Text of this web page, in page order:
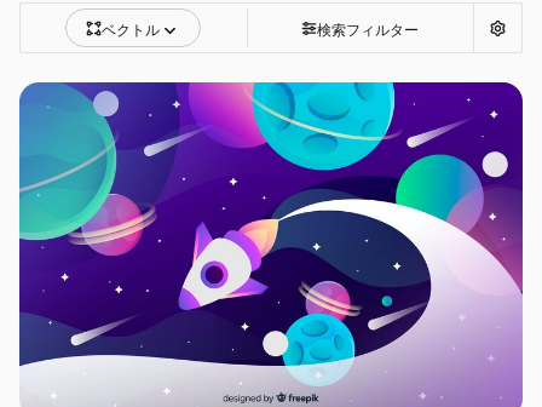
ベクトル 検索フィルター